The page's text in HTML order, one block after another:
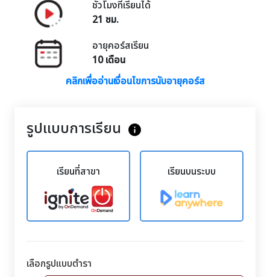
ชั่วโมงที่เรียนได้
21 ชม.
อายุคอร์สเรียน
10 เดือน
คลิกเพื่ออ่านเงื่อนไขการนับอายุคอร์ส
รูปแบบการเรียน info
เรียนที่สาขา เรียนบนระบบ
เลือกรูปแบบตำรา